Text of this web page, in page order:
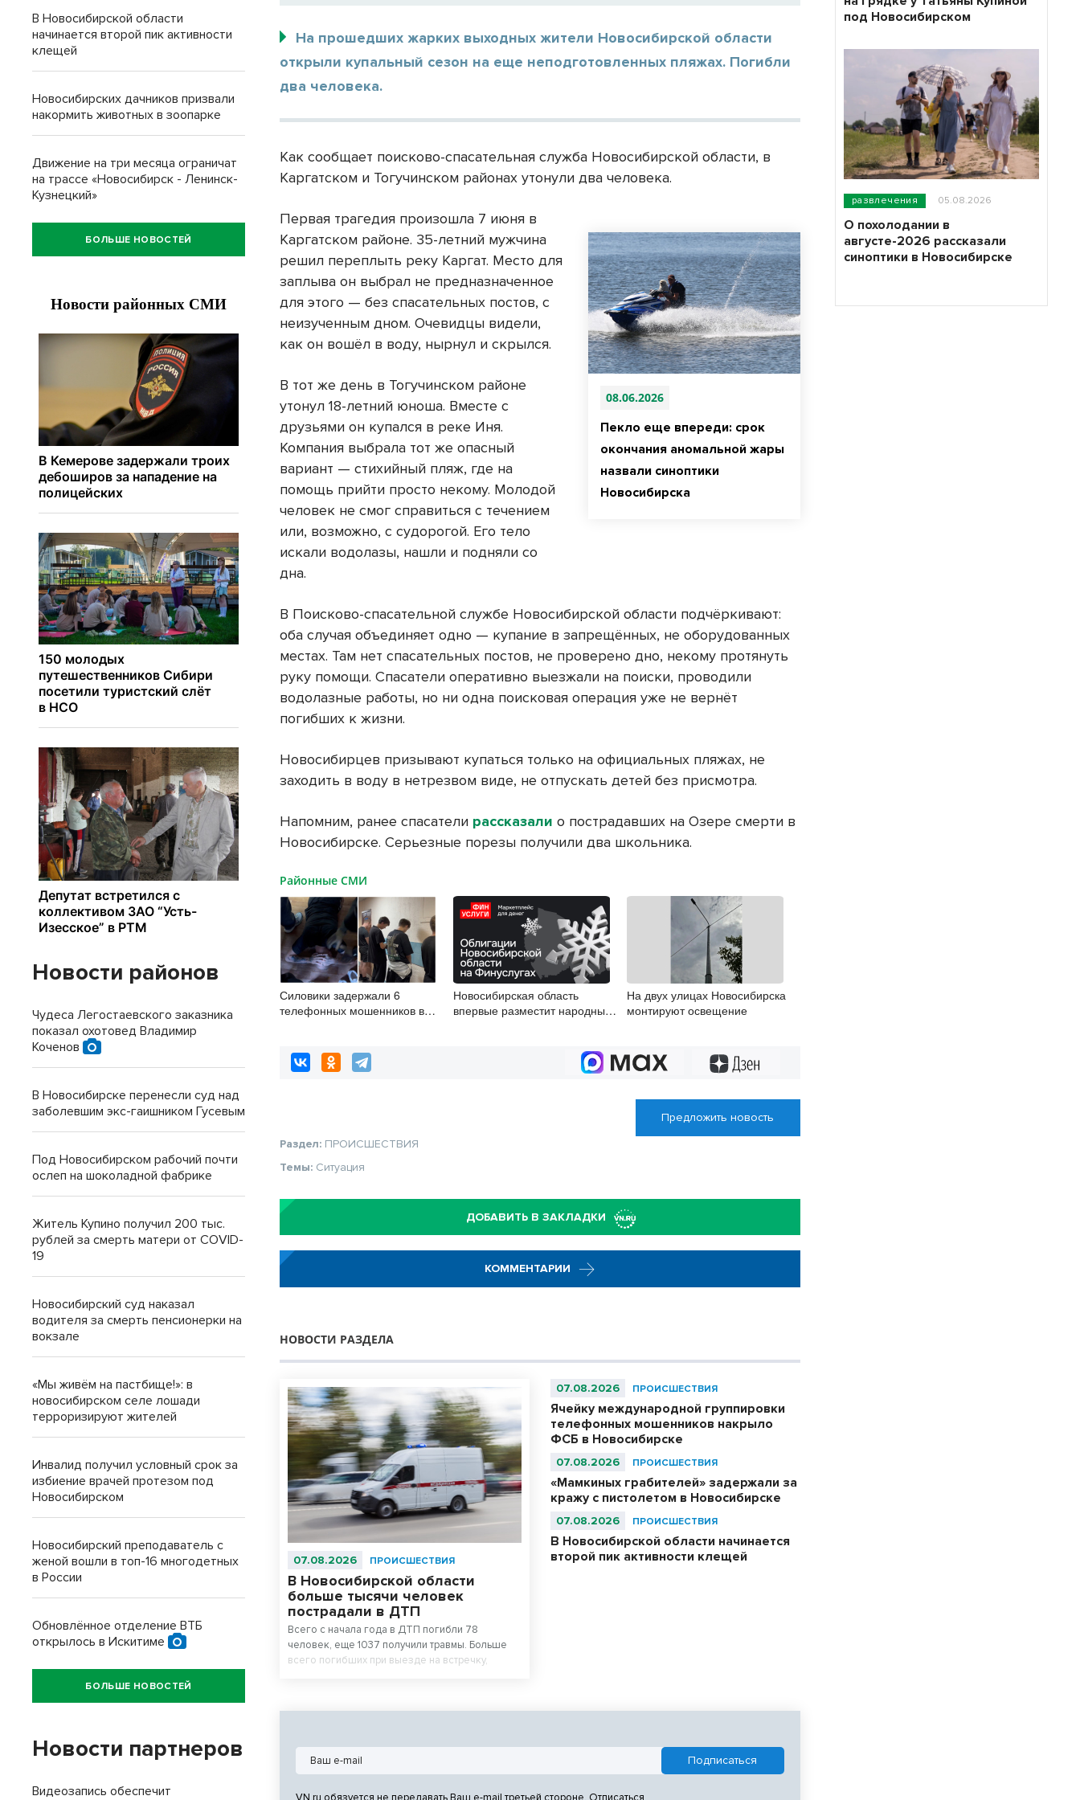
На прошедших жарких выходных жители Новосибирской области
открыли купальный сезон на еще неподготовленных пляжах. Погибли
два человека.
Как сообщает поисково-спасательная служба Новосибирской области, в
Каргатском и Тогучинском районах утонули два человека.
08.06.2026
Пекло еще впереди: срок
окончания аномальной жары
назвали синоптики
Новосибирска
Первая трагедия произошла 7 июня в
Каргатском районе. 35-летний мужчина
решил переплыть реку Каргат. Место для
заплыва он выбрал не предназначенное
для этого — без спасательных постов, с
неизученным дном. Очевидцы видели,
как он вошёл в воду, нырнул и скрылся.
В тот же день в Тогучинском районе
утонул 18-летний юноша. Вместе с
друзьями он купался в реке Иня.
Компания выбрала тот же опасный
вариант — стихийный пляж, где на
помощь прийти просто некому. Молодой
человек не смог справиться с течением
или, возможно, с судорогой. Его тело
искали водолазы, нашли и подняли со
дна.
В Поисково-спасательной службе Новосибирской области подчёркивают:
оба случая объединяет одно — купание в запрещённых, не оборудованных
местах. Там нет спасательных постов, не проверено дно, некому протянуть
руку помощи. Спасатели оперативно выезжали на поиски, проводили
водолазные работы, но ни одна поисковая операция уже не вернёт
погибших к жизни.
Новосибирцев призывают купаться только на официальных пляжах, не
заходить в воду в нетрезвом виде, не отпускать детей без присмотра.
Напомним, ранее спасатели рассказалио пострадавших на Озере смерти в
Новосибирске. Серьезные порезы получили два школьника.
Районные СМИ
Силовики задержали 6
телефонных мошенников в
Новосибирская область
впервые разместит народные
На двух улицах Новосибирска
монтируют освещение
Предложить новость
Раздел: ПРОИСШЕСТВИЯ
Темы: Ситуация
ДОБАВИТЬ В ЗАКЛАДКИ
КОММЕНТАРИИ
НОВОСТИ РАЗДЕЛА
07.08.2026 ПРОИСШЕСТВИЯ
В Новосибирской области
больше тысячи человек
пострадали в ДТП
Всего с начала года в ДТП погибли 78
человек, еще 1037 получили травмы. Больше
всего погибших при выезде на встречку,
07.08.2026 ПРОИСШЕСТВИЯ
Ячейку международной группировки
телефонных мошенников накрыло
ФСБ в Новосибирске
07.08.2026 ПРОИСШЕСТВИЯ
«Мамкиных грабителей» задержали за
кражу с пистолетом в Новосибирске
07.08.2026 ПРОИСШЕСТВИЯ
В Новосибирской области начинается
второй пик активности клещей
VN.ru обязуется не передавать Ваш e-mail третьей стороне. Отписаться
В Новосибирской области
начинается второй пик активности
клещей
Новосибирских дачников призвали
накормить животных в зоопарке
Движение на три месяца ограничат
на трассе «Новосибирск - Ленинск-
Кузнецкий»
БОЛЬШЕ НОВОСТЕЙ
Новости районов
Чудеса Легостаевского заказника
показал охотовед Владимир
Коченов
В Новосибирске перенесли суд над
заболевшим экс-гаишником Гусевым
Под Новосибирском рабочий почти
ослеп на шоколадной фабрике
Житель Купино получил 200 тыс.
рублей за смерть матери от COVID-
19
Новосибирский суд наказал
водителя за смерть пенсионерки на
вокзале
«Мы живём на пастбище!»: в
новосибирском селе лошади
терроризируют жителей
Инвалид получил условный срок за
избиение врачей протезом под
Новосибирском
Новосибирский преподаватель с
женой вошли в топ-16 многодетных
в России
Обновлённое отделение ВТБ
открылось в Искитиме
БОЛЬШЕ НОВОСТЕЙ
Новости партнеров
Видеозапись обеспечит
под Новосибирском
развлечения 05.08.2026
О похолодании в
августе-2026 рассказали
синоптики в Новосибирске